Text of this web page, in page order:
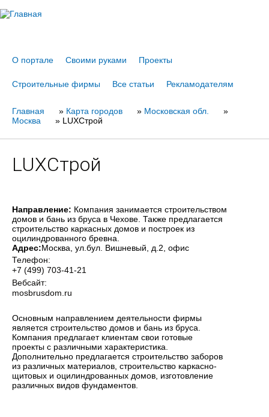
О портале Своими руками Проекты
Строительные фирмы Все статьи Рекламодателям
Вы
Главная » Карта городов » Московская обл.
»
Москва
» LUXСтрой
LUXСтрой
Направление: Компания занимается строительством
домов и бань из бруса в Чехове. Также предлагается
строительство каркасных домов и построек из
оцилиндрованного бревна.
Адрес:Москва , ул.бул. Вишневый, д.2, офис
Телефон:
+7 (499) 703-41-21
Вебсайт:
mosbrusdom.ru
Основным направлением деятельности фирмы
является строительство домов и бань из бруса.
Компания предлагает клиентам свои готовые
проекты с различными характеристика.
Дополнительно предлагается строительство заборов
из различных материалов, строительство каркасно-
щитовых и оцилиндрованных домов, изготовление
различных видов фундаментов.